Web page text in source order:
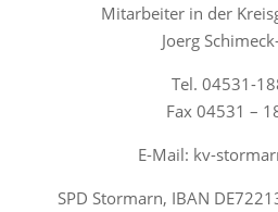
Mitarbeiter in der
Joerg
Tel. 04531-
Fax 04531 –
E-Mail: kv-
SPD Stormarn, IBAN